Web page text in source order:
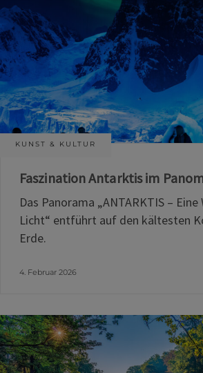
KUNST & KULTUR
Faszination Antarktis im
Das Panorama „ANTARKTIS –
Licht“ entführt auf den kältesten
Erde.
4. Februar 2026